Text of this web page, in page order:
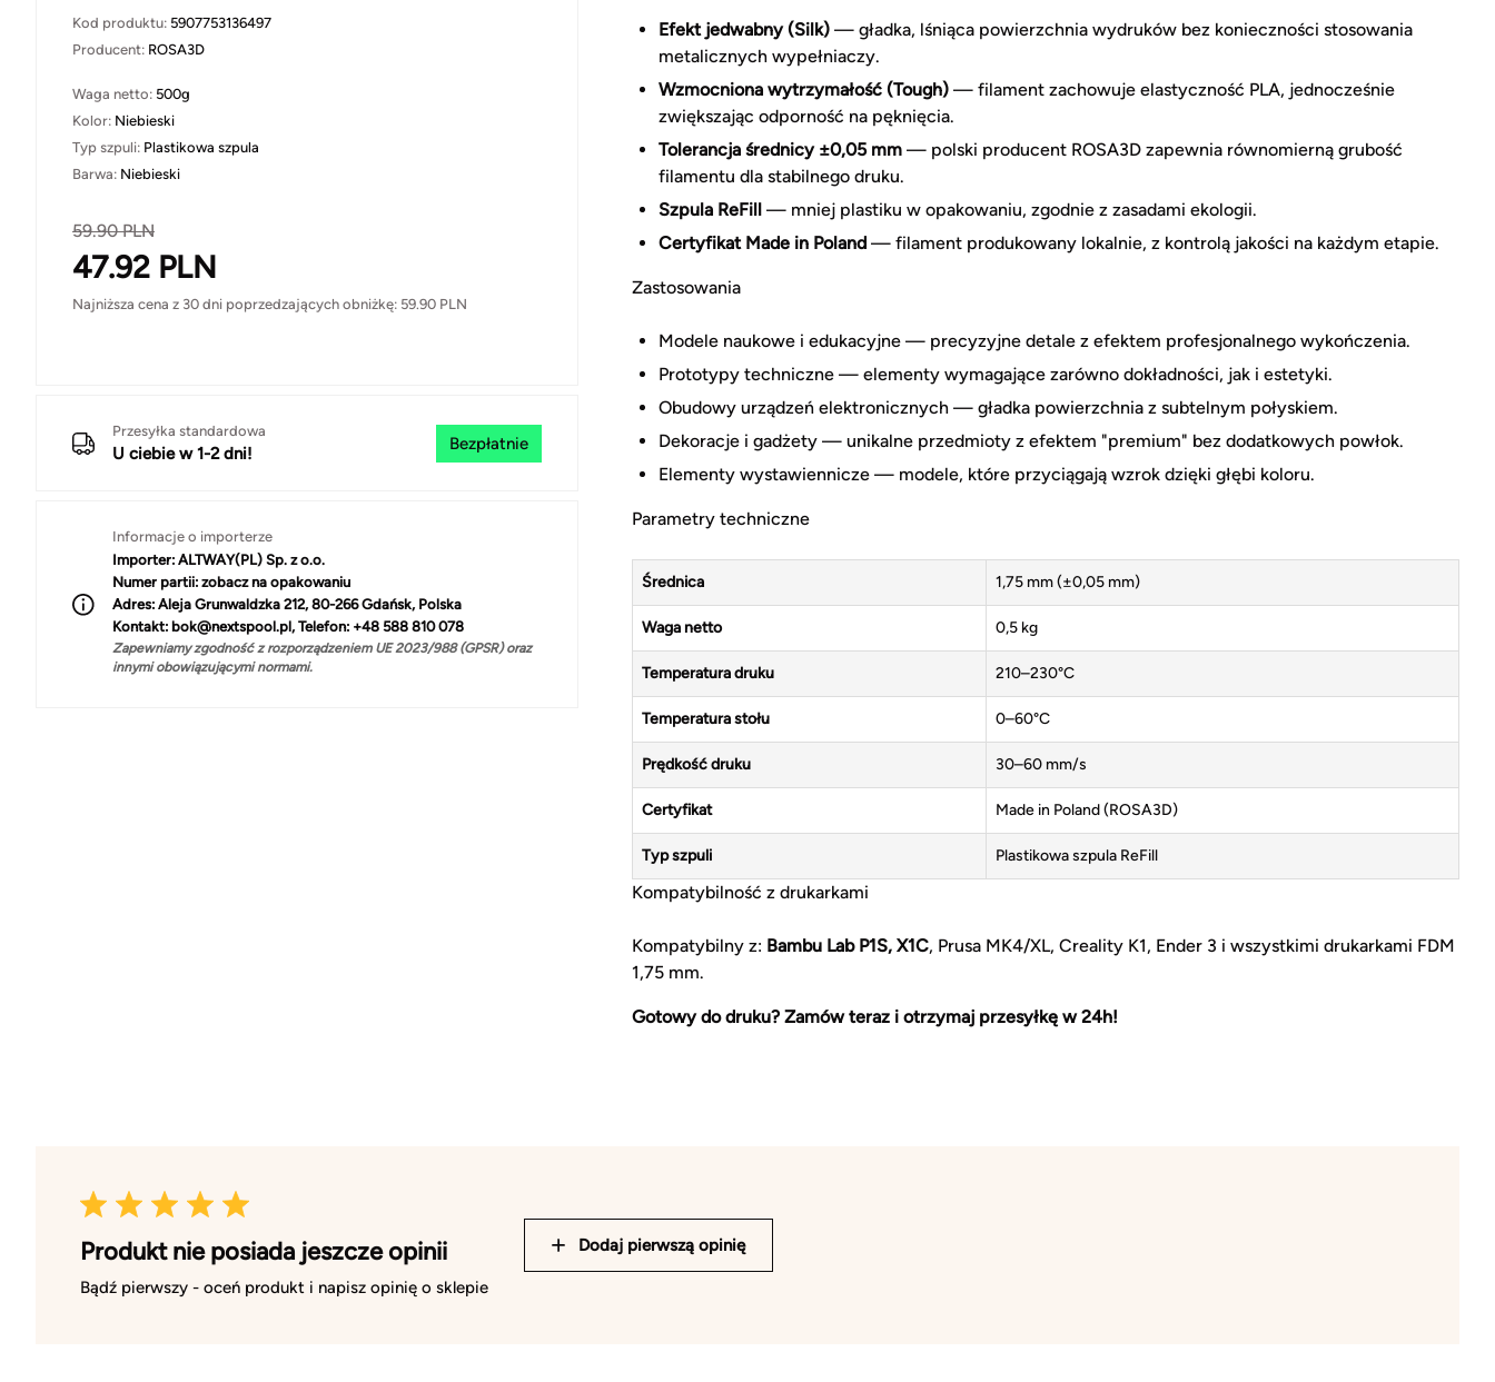
Kod produktu: 5907753136497
Producent: ROSA3D
Waga netto: 500g
Kolor: Niebieski
Typ szpuli: Plastikowa szpula
Barwa: Niebieski
59.90PLN
47.92 PLN
Najniższa cena z 30 dni poprzedzających obniżkę: 59.90 PLN
Przesyłka standardowa
U ciebie w 1-2 dni!
Bezpłatnie
Informacje o importerze
Importer: ALTWAY(PL) Sp. z o.o.
Numer partii: zobacz na opakowaniu
Adres: Aleja Grunwaldzka 212, 80-266 Gdańsk, Polska
Kontakt: bok@nextspool.pl, Telefon: +48 588 810 078
Zapewniamy zgodność z rozporządzeniem UE 2023/988 (GPSR) oraz
innymi obowiązującymi normami.
Efekt jedwabny (Silk) — gładka, lśniąca powierzchnia wydruków bez konieczności stosowania
metalicznych wypełniaczy.
Wzmocniona wytrzymałość (Tough) — filament zachowuje elastyczność PLA, jednocześnie
zwiększając odporność na pęknięcia.
Tolerancja średnicy ±0,05 mm — polski producent ROSA3D zapewnia równomierną grubość
filamentu dla stabilnego druku.
Szpula ReFill — mniej plastiku w opakowaniu, zgodnie z zasadami ekologii.
Certyfikat Made in Poland — filament produkowany lokalnie, z kontrolą jakości na każdym etapie.
Zastosowania
Modele naukowe i edukacyjne — precyzyjne detale z efektem profesjonalnego wykończenia.
Prototypy techniczne — elementy wymagające zarówno dokładności, jak i estetyki.
Obudowy urządzeń elektronicznych — gładka powierzchnia z subtelnym połyskiem.
Dekoracje i gadżety — unikalne przedmioty z efektem "premium" bez dodatkowych powłok.
Elementy wystawiennicze — modele, które przyciągają wzrok dzięki głębi koloru.
Parametry techniczne
Średnica 1,75 mm (±0,05 mm)
Waga netto 0,5 kg
Temperatura druku 210–230°C
Temperatura stołu 0–60°C
Prędkość druku 30–60 mm/s
Certyfikat Made in Poland (ROSA3D)
Typ szpuli Plastikowa szpula ReFill
Kompatybilność z drukarkami
Kompatybilny z: Bambu Lab P1S, X1C, Prusa MK4/XL, Creality K1, Ender 3 i wszystkimi drukarkami FDM
1,75 mm.
Gotowy do druku? Zamów teraz i otrzymaj przesyłkę w 24h!
Produkt nie posiada jeszcze opinii
Bądź pierwszy - oceń produkt i napisz opinię o sklepie
Dodaj pierwszą opinię